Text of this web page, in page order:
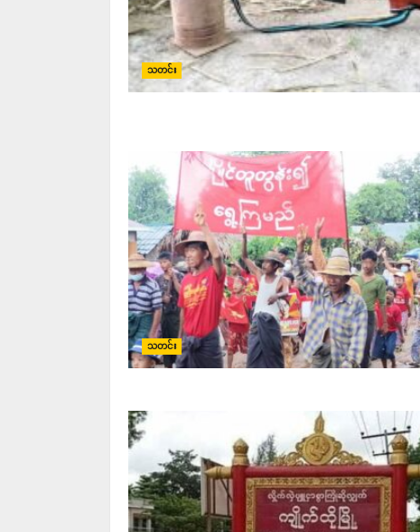
သတင်း
သတင်း